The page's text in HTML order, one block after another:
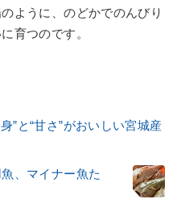
ように、のどかでのんびり
育つのです。
”と“甘さ”がおいしい宮城産
、マイナー魚た